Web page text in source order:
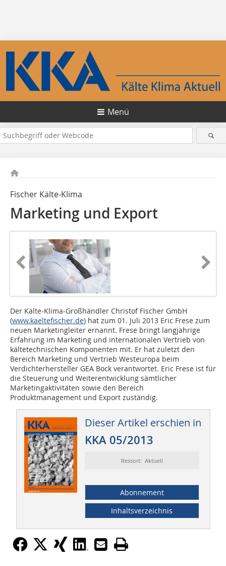
Menü
Fischer Kälte-Klima
Marketing und Export
Der Kälte-Klima-Großhändler Christof Fischer GmbH
(www.kaeltefischer.de) hat zum 01. Juli 2013 Eric Frese zum
neuen Marketingleiter ernannt. Frese bringt langjährige
Erfahrung im Marketing und internationalen Vertrieb von
kältetechnischen Komponenten mit. Er hat zuletzt den
Bereich Marketing und Vertrieb Westeuropa beim
Verdichterhersteller GEA Bock verantwortet. Eric Frese ist für
die Steuerung und Weiterentwicklung sämtlicher
Marketingaktivitäten sowie den Bereich
Produktmanagement und Export zuständig.
Dieser Artikel erschien in
KKA 05/2013
Ressort: Aktuell
Abonnement
Inhaltsverzeichnis